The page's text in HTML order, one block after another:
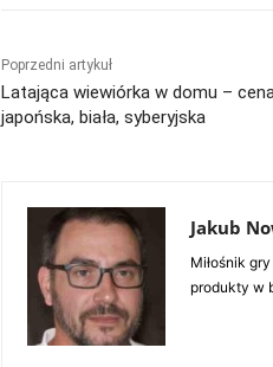
Poprzedni artykuł
Latająca wiewiórka w domu –
japońska, biała, syberyjska
Jakub
Miłośnik
produkty w